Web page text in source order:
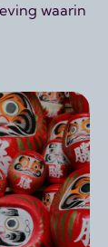
waarin